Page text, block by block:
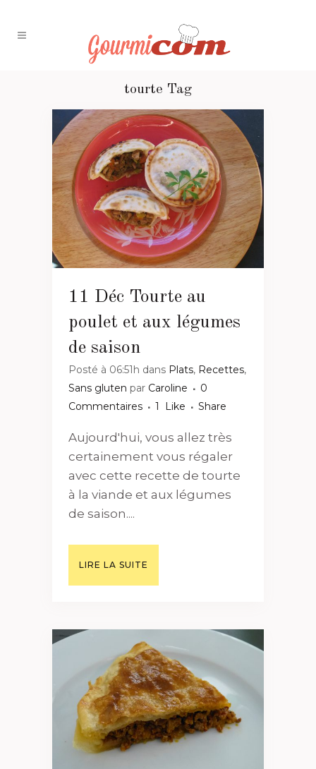
tourte Tag
11 Déc Tourte au
poulet et aux légumes
de saison
Posté à 06:51h dans Plats, Recettes,
Sans gluten par Caroline
0
Commentaires
1 Like Share
Aujourd'hui, vous allez très
certainement vous régaler
avec cette recette de tourte
à la viande et aux légumes
de saison....
LIRE LA SUITE